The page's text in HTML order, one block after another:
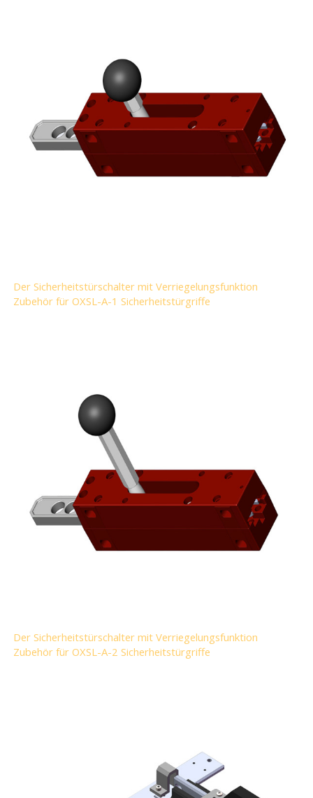
Der Sicherheitstürschalter mit Verriegelungsfunktion
Zubehör für OXSL-A-1 Sicherheitstürgriffe
Der Sicherheitstürschalter mit Verriegelungsfunktion
Zubehör für OXSL-A-2 Sicherheitstürgriffe